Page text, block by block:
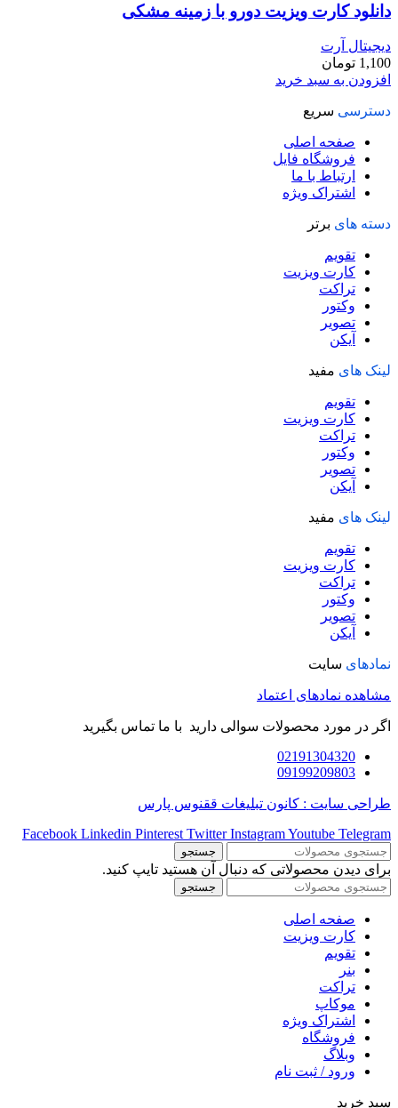
دانلود کارت ويزيت دورو با زمینه مشکی
دیجیتال آرت
1,100 تومان
افزودن به سبد خرید
دسترسی سریع
صفحه اصلی
فروشگاه فایل
ارتباط با ما
اشتراک ویژه
دسته های برتر
تقویم
کارت ویزیت
تراکت
وکتور
تصویر
آیکن
لینک های مفید
تقویم
کارت ویزیت
تراکت
وکتور
تصویر
آیکن
لینک های مفید
تقویم
کارت ویزیت
تراکت
وکتور
تصویر
آیکن
نمادهای سایت
مشاهده نمادهای اعتماد
اگر در مورد محصولات سوالی دارید با ما تماس بگیرید
02191304320
09199209803
طراحی سایت : کانون تبلیغات ققنوس پارس
Facebook Linkedin Pinterest Twitter InstagramYoutube Telegram
جستجو
برای دیدن محصولاتی که دنبال آن هستید تایپ کنید.
جستجو
صفحه اصلی
کارت ویزیت
تقویم
بنر
تراکت
موکاپ
اشتراک ویژه
فروشگاه
وبلاگ
ورود / ثبت نام
سبد خرید